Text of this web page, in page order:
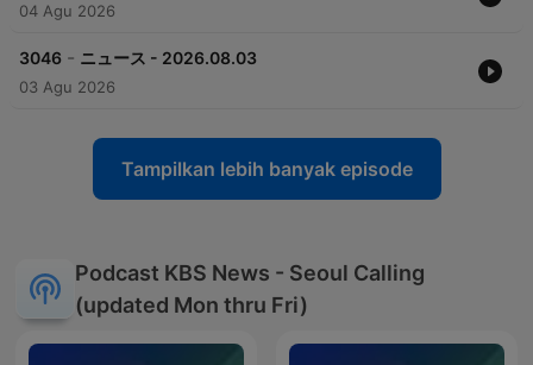
04 Agu 2026
3046 - ニュース - 2026.08.03
03 Agu 2026
Tampilkan lebih banyak episode
Podcast KBS News - Seoul Calling
(updated Mon thru Fri)